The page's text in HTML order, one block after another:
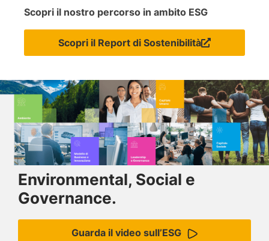
Scopri il nostro percorso in ambito ESG
Scopri il Report di Sostenibilità
Environmental, Social e
Governance.
Guarda il video sull’ESG